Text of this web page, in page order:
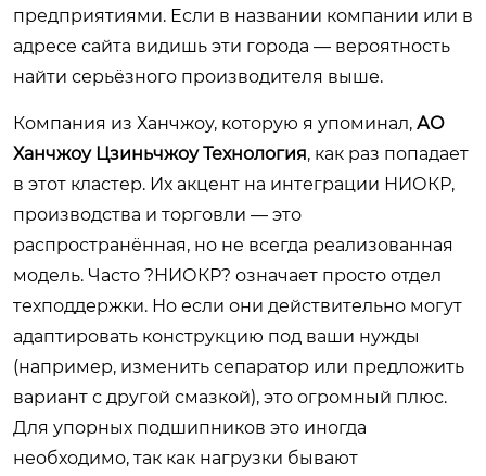
предприятиями. Если в названии компании или в
адресе сайта видишь эти города — вероятность
найти серьёзного производителя выше.
Компания из Ханчжоу, которую я упоминал, АО
Ханчжоу Цзиньчжоу Технология, как раз попадает
в этот кластер. Их акцент на интеграции НИОКР,
производства и торговли — это
распространённая, но не всегда реализованная
модель. Часто ?НИОКР? означает просто отдел
техподдержки. Но если они действительно могут
адаптировать конструкцию под ваши нужды
(например, изменить сепаратор или предложить
вариант с другой смазкой), это огромный плюс.
Для упорных подшипников это иногда
необходимо, так как нагрузки бывают